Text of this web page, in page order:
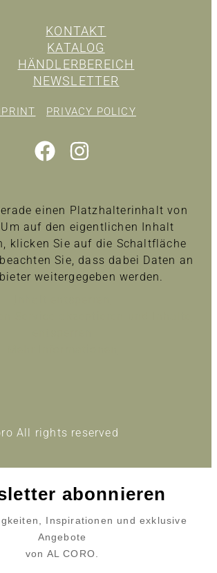
KONTAKT
KATALOG
HÄNDLERBEREICH
NEWSLETTER
PRIVACY POLICY
einen Platzhalterinhalt von
auf den eigentlichen Inhalt
klicken Sie auf die Schaltfläche
Sie, dass dabei Daten an
weitergegeben werden.
All rights reserved
abonnieren
Inspirationen und exklusive
Angebote
von AL CORO.